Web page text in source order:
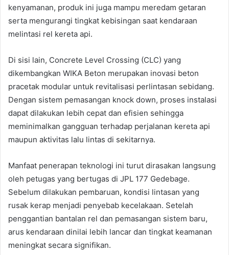
kenyamanan, produk ini juga mampu meredam getaran
serta mengurangi tingkat kebisingan saat kendaraan
melintasi rel kereta api.
Di sisi lain, Concrete Level Crossing (CLC) yang
dikembangkan WIKA Beton merupakan inovasi beton
pracetak modular untuk revitalisasi perlintasan sebidang.
Dengan sistem pemasangan knock down, proses instalasi
dapat dilakukan lebih cepat dan efisien sehingga
meminimalkan gangguan terhadap perjalanan kereta api
maupun aktivitas lalu lintas di sekitarnya.
Manfaat penerapan teknologi ini turut dirasakan langsung
oleh petugas yang bertugas di JPL 177 Gedebage.
Sebelum dilakukan pembaruan, kondisi lintasan yang
rusak kerap menjadi penyebab kecelakaan. Setelah
penggantian bantalan rel dan pemasangan sistem baru,
arus kendaraan dinilai lebih lancar dan tingkat keamanan
meningkat secara signifikan.